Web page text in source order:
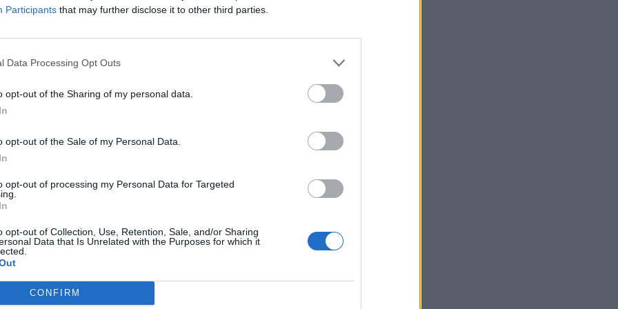
Participants that may further disclose it to other third parties.
Data Processing Opt Outs
opt-out of the Sharing of my personal data.
opt-out of the Sale of my Personal Data.
opt-out of processing my Personal Data for Targeted
opt-out of Collection, Use, Retention, Sale, and/or Sharing
Data that Is Unrelated with the Purposes for which it
CONFIRM
παρουσία του εξάχρονου παιδιού τους.
στη
τηνενδοοικογενειακή βία
2028
Τάσος Ιορδανίδης και
Θάλεια Ματίκα τα
Κιλκίς: «Γίναμε ρεζίλι...»